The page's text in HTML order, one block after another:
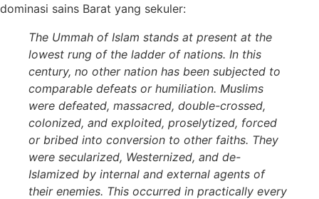
dominasi sains Barat yang sekuler:
The Ummah of Islam stands at present at the
lowest rung of the ladder of nations. In this
century, no other nation has been subjected to
comparable defeats or humiliation. Muslims
were defeated, massacred, double-crossed,
colonized, and exploited, proselytized, forced
or bribed into conversion to other faiths. They
were secularized, Westernized, and de-
Islamized by internal and external agents of
their enemies. This occurred in practically every